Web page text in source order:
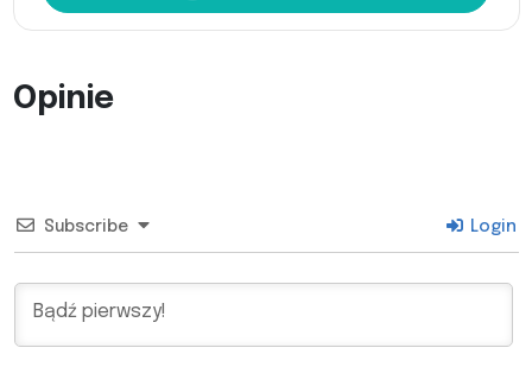
Opinie
Subscribe Login